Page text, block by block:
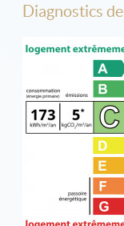
Diagnostics de